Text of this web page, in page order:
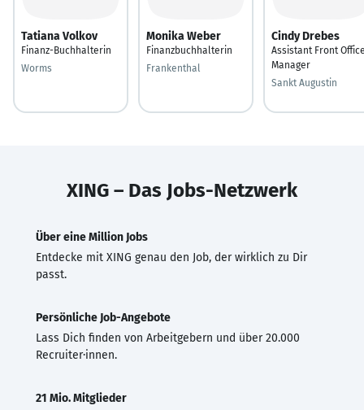
Tatiana Volkov
Finanz-Buchhalterin
Worms
Monika Weber
Finanzbuchhalterin
Frankenthal
Cindy Drebes
Assistant Front
Manager
Sankt Augustin
XING – Das Jobs-Netzwerk
Über eine Million Jobs
Entdecke mit XING genau den Job, der wirklich zu Dir
passt.
Persönliche Job-Angebote
Lass Dich finden von Arbeitgebern und über 20.000
Recruiter·innen.
21 Mio. Mitglieder